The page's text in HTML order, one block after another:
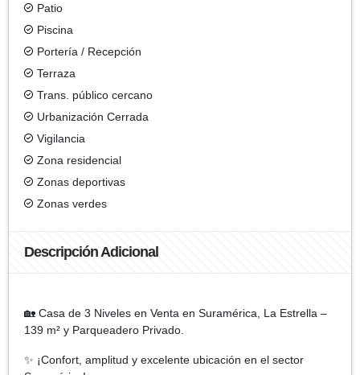
Patio
Piscina
Portería / Recepción
Terraza
Trans. público cercano
Urbanización Cerrada
Vigilancia
Zona residencial
Zonas deportivas
Zonas verdes
Descripción Adicional
🏡 Casa de 3 Niveles en Venta en Suramérica, La Estrella –
139 m² y Parqueadero Privado.
✨ ¡Confort, amplitud y excelente ubicación en el sector